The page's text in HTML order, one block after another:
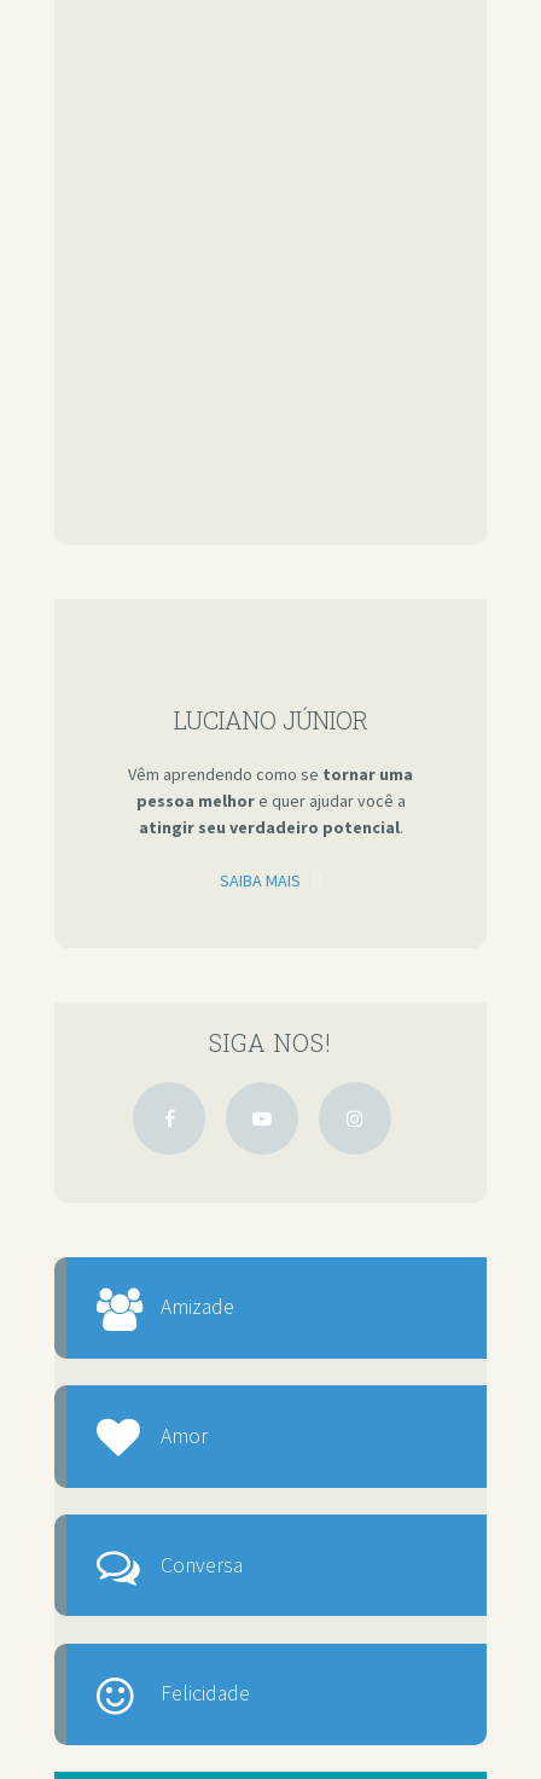
LUCIANO JÚNIOR
Vêm aprendendo como se tornar uma
pessoa melhore quer ajudar você a
atingir seu verdadeiro potencial.
SAIBA MAIS
SIGA NOS!
Amizade
Amor
Conversa
Felicidade